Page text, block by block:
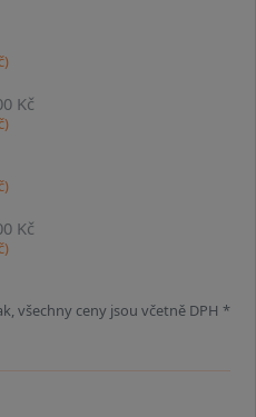
Kč
Kč
všechny ceny jsou včetně DPH *